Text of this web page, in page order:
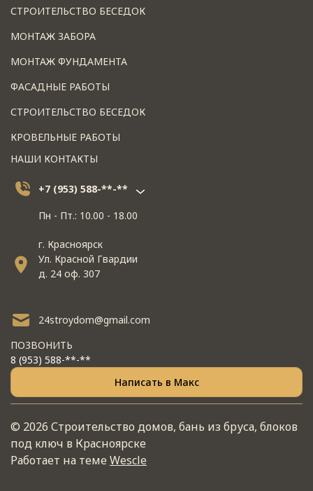
СТРОИТЕЛЬСТВО БЕСЕДОК
МОНТАЖ ЗАБОРА
МОНТАЖ ФУНДАМЕНТА
ФАСАДНЫЕ РАБОТЫ
СТРОИТЕЛЬСТВО БЕСЕДОК
КРОВЕЛЬНЫЕ РАБОТЫ
НАШИ КОНТАКТЫ
+7 (953) 588-**-**
Пн - Пт.: 10.00 - 18.00
г. Красноярск
Ул. Красной Гвардии
д. 24 оф. 307
24stroydom@gmail.com
ПОЗВОНИТЬ
8 (953) 588-**-**
Написать в Макс
© 2026 Строительство домов, бань из бруса, блоков
под ключ в Красноярске
Работает на темеWescle